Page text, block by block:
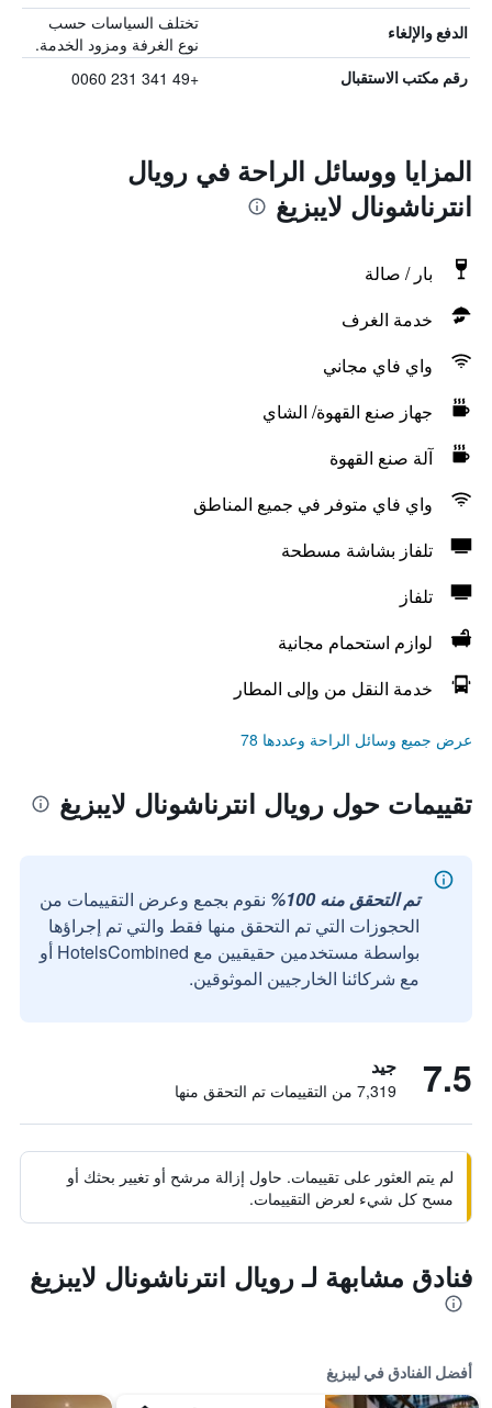
الدفع والإلغاء
تختلف السياسات حسب
نوع الغرفة ومزود الخدمة.
رقم مكتب الاستقبال +49 341 231 0060
المزايا ووسائل الراحة في رويال
انترناشونال لايبزيغ
بار / صالة
خدمة الغرف
واي فاي مجاني
جهاز صنع القهوة/ الشاي
آلة صنع القهوة
واي فاي متوفر في جميع المناطق
تلفاز بشاشة مسطحة
تلفاز
لوازم استحمام مجانية
خدمة النقل من وإلى المطار
عرض جميع وسائل الراحة وعددها 78
تقييمات حول رويال انترناشونال لايبزيغ
تم التحقق منه 100%
نقوم بجمع وعرض التقييمات من
الحجوزات التي تم التحقق منها فقط والتي تم إجراؤها
بواسطة مستخدمين حقيقيين مع HotelsCombined أو
مع شركائنا الخارجيين الموثوقين.
7.5 جيد
7,319 من التقييمات تم التحقق منها
لم يتم العثور على تقييمات. حاول إزالة مرشح أو تغيير بحثك أو
مسح كل شيء لعرض التقييمات.
فنادق مشابهة لـ رويال انترناشونال لايبزيغ
أفضل الفنادق في ليبزيغ